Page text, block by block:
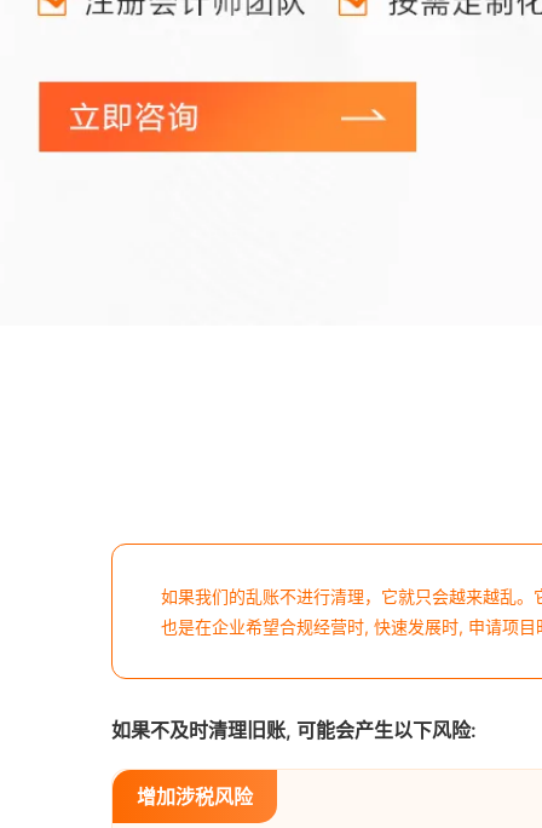
如果我们的乱账不进行清理，它就只会越来越乱
也是在企业希望合规经营时, 快速发展时, 申请项
如果不及时清理旧账, 可能会产生以下风险:
增加涉税风险